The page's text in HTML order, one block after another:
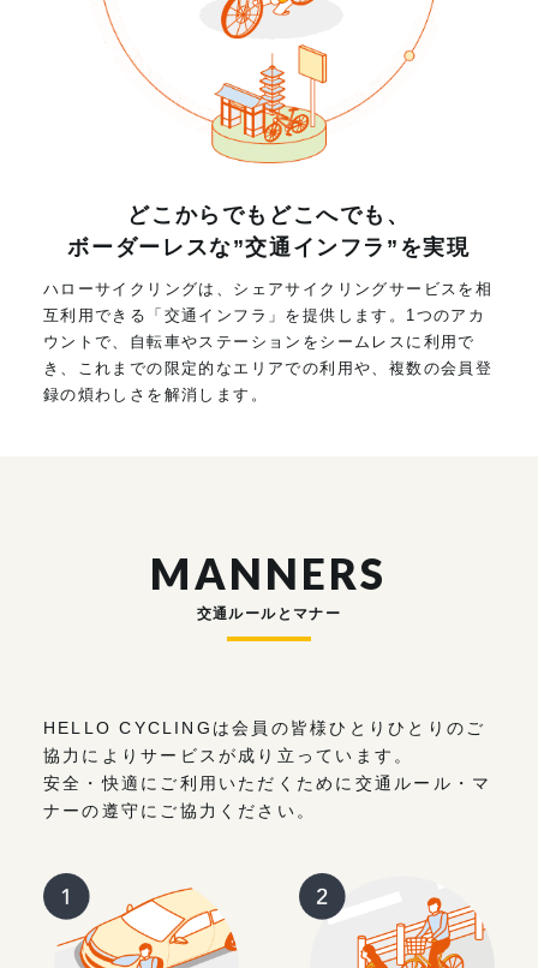
どこからでもどこへでも、
ボーダーレスな”交通インフラ”を実現
ハローサイクリングは、シェアサイクリングサービスを相
互利用できる「交通インフラ」を提供します。1つのアカ
ウントで、自転車やステーションをシームレスに利用で
き、これまでの限定的なエリアでの利用や、複数の会員登
録の煩わしさを解消します。
MANNERS
交通ルールとマナー
HELLO CYCLINGは会員の皆様ひとりひとりのご
協力によりサービスが成り立っています。
安全・快適にご利用いただくために交通ルール・マ
ナーの遵守にご協力ください。